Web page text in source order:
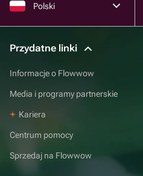
Polski
Przydatne linki
Informacje o Flowwow
Media i programy partnerskie
Kariera
Centrum pomocy
Sprzedaj na Flowwow